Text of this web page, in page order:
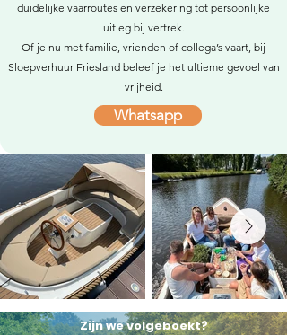
duidelijke vaarroutes en verzekering tot persoonlijke
uitleg bij vertrek.
Of je nu met familie, vrienden of collega’s vaart, bij
Sloepverhuur Friesland beleef je het ultieme gevoel van
vrijheid.
Whatsapp
Zijn we volgeboekt?